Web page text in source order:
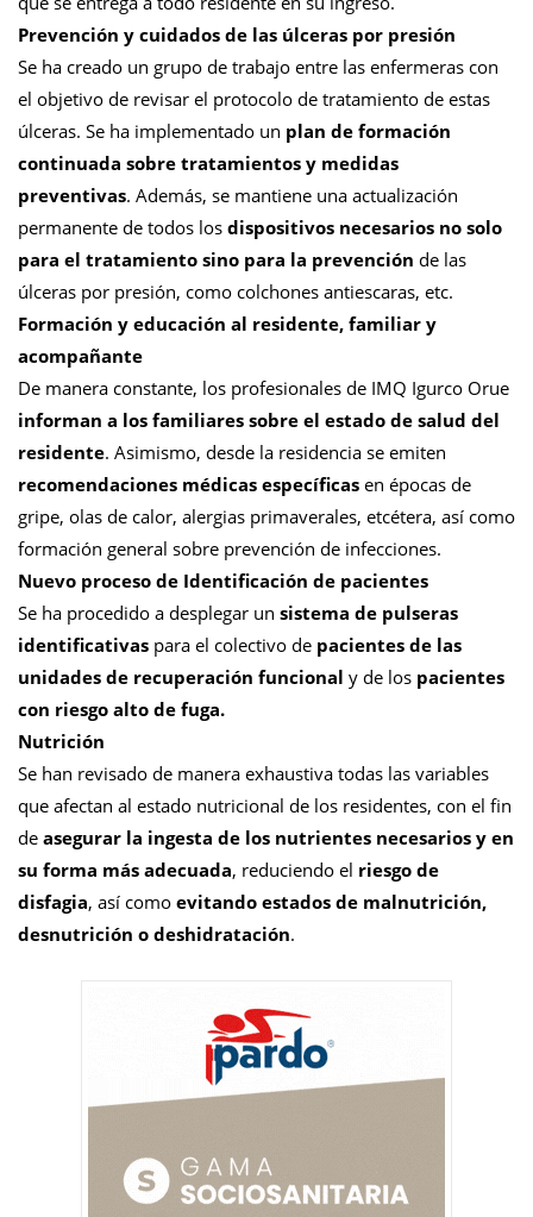
Prevención y cuidados de las úlceras por presión
Se ha creado un grupo de trabajo entre las enfermeras con
el objetivo de revisar el protocolo de tratamiento de estas
úlceras. Se ha implementado un plan de formación
continuada sobre tratamientos y medidas
preventivas. Además, se mantiene una actualización
permanente de todos los dispositivos necesarios no solo
para el tratamiento sino para la prevención de las
úlceras por presión, como colchones antiescaras, etc.
Formación y educación al residente, familiar y
acompañante
De manera constante, los profesionales de IMQ Igurco Orue
informan a los familiares sobre el estado de salud del
residente. Asimismo, desde la residencia se emiten
recomendaciones médicas específicas en épocas de
gripe, olas de calor, alergias primaverales, etcétera, así como
formación general sobre prevención de infecciones.
Nuevo proceso de Identificación de pacientes
Se ha procedido a desplegar un sistema de pulseras
identificativas para el colectivo de pacientes de las
unidades de recuperación funcional y de los pacientes
con riesgo alto de fuga.
Nutrición
Se han revisado de manera exhaustiva todas las variables
que afectan al estado nutricional de los residentes, con el fin
de asegurar la ingesta de los nutrientes necesarios y en
su forma más adecuada, reduciendo el riesgo de
disfagia, así como evitando estados de malnutrición,
desnutrición o deshidratación.